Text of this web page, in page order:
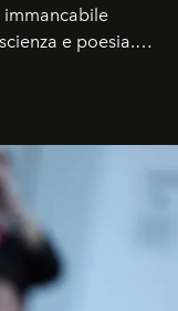
e poesia.
verso la volta